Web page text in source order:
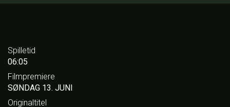
Spilletid
06:05
Filmpremiere
SØNDAG 13. JUNI
Originaltitel